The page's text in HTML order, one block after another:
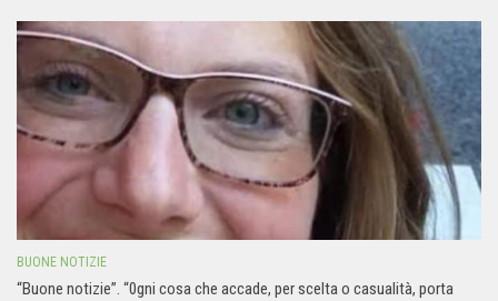
BUONE NOTIZIE
“Buone notizie”. “0gni cosa che accade, per scelta o casualità, porta